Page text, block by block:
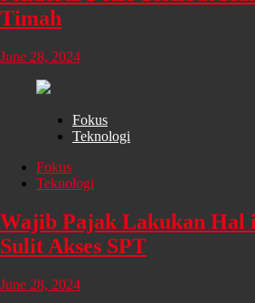
Timah
June 28, 2024
Fokus
Teknologi
Fokus
Teknologi
Wajib Pajak Lakukan Hal
Sulit Akses SPT
June 28, 2024